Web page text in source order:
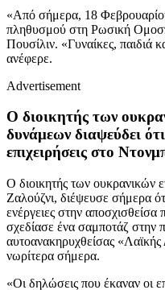
«Από σήμερα, 18
πληθυσμού στη Ρωσική
Πουσίλιν. «Γυναίκες, παιδιά
ανέφερε.
Advertisement
Ο διοικητής των
δυνάμεων διαψεύδει
επιχειρήσεις στο
Ο διοικητής των ουκρανικών
Ζαλούζνι, διέψευσε σήμερα
ενέργειες στην αποσχισθείσα
σχεδίασε ένα σαμποτάζ στην
αυτοανακηρυχθείσας
νωρίτερα σήμερα.
«Οι δηλώσεις που έκαναν οι